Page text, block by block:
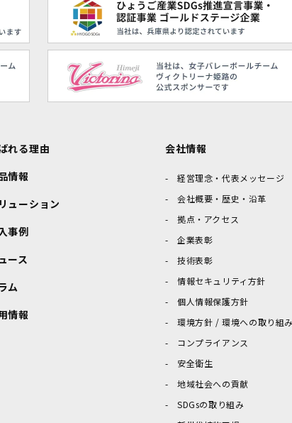
れる理由
情報
ューション
事例
ース
ム
情報
会社情報
経営理念・代表メッセージ
会社概要・歴史・沿革
拠点・アクセス
企業表彰
技術表彰
情報セキュリティ方針
個人情報保護方針
環境方針 / 環境への取り組み
コンプライアンス
安全衛生
地域社会への貢献
SDGsの取り組み